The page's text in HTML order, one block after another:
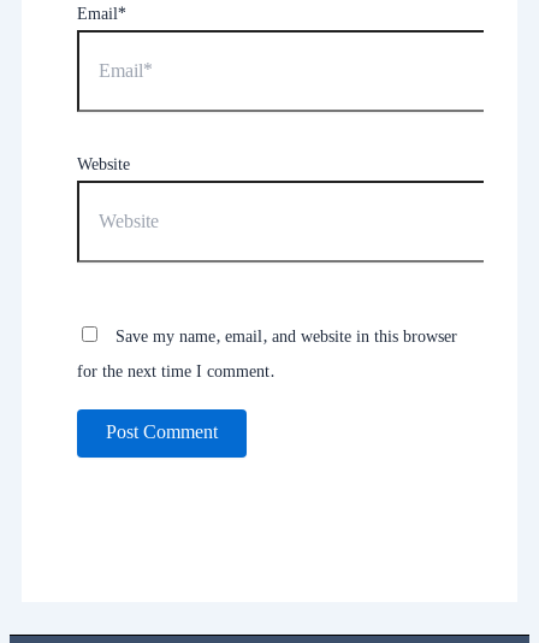
Email*
Website
Save my name, email, and website in this browser
for the next time I comment.